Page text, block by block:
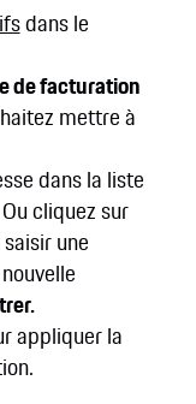
dans le
de facturation
mettre à
dans la liste
cliquez sur
une
appliquer la